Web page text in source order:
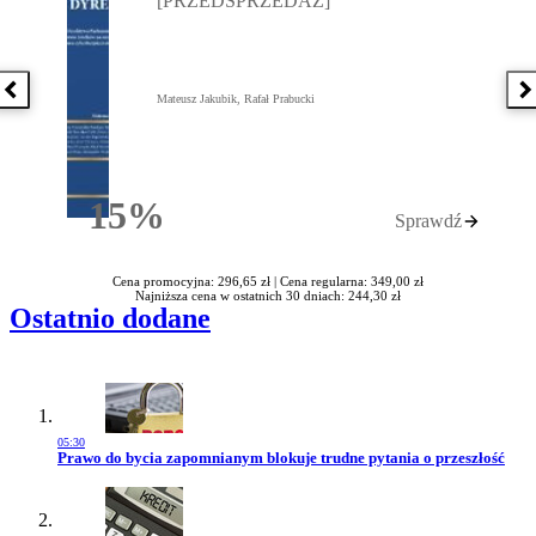
Poprzednia książka
15%Rabatu
Mateusz Jakubik, Rafał Prabucki
Sprawdź
Cena promocyjna: 296,65 zł | Cena regularna: 349,00 zł
Najniższa cena w ostatnich 30 dniach: 244,30 zł
Ostatnio dodane
05:30
Przejdź do artykułu:
Prawo do bycia zapomnianym blokuje trudne pytania o przeszłość